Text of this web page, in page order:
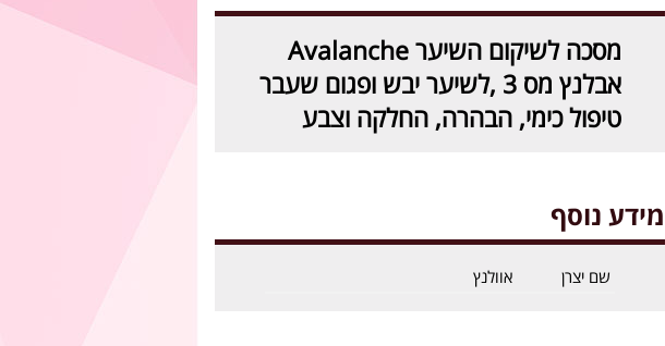
מסכה לשיקום השיער Avalanche
אבלנץ מס 3 ,לשיער יבש ופגום שעבר
טיפול כימי, הבהרה, החלקה וצבע
מידע נוסף
שם יצרן אוולנץ